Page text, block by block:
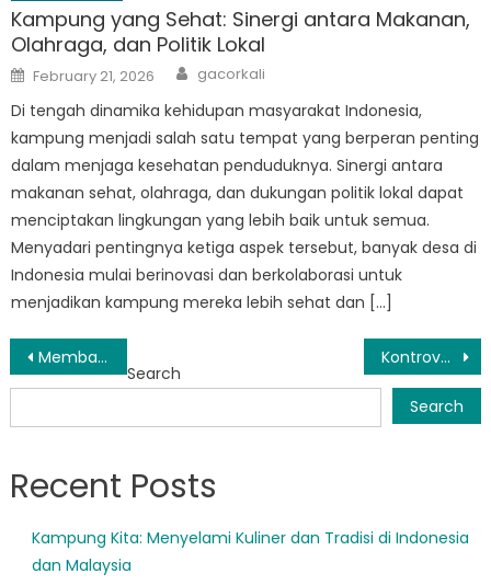
Kampung yang Sehat: Sinergi antara Makanan,
Olahraga, dan Politik Lokal
Posted
on
February 21, 2026 Author
gacorkali
Di tengah dinamika kehidupan masyarakat Indonesia,
kampung menjadi salah satu tempat yang berperan penting
dalam menjaga kesehatan penduduknya. Sinergi antara
makanan sehat, olahraga, dan dukungan politik lokal dapat
menciptakan lingkungan yang lebih baik untuk semua.
Menyadari pentingnya ketiga aspek tersebut, banyak desa di
Indonesia mulai berinovasi dan berkolaborasi untuk
menjadikan kampung mereka lebih sehat dan […]
Post
navigation
Membangun Masyarakat yang Lebih Kuat: Dampak Program SOSIAL Muba Kontroversi Seputar Alokasi BANSOS Muba
Search
Search
Recent Posts
Kampung Kita: Menyelami Kuliner dan Tradisi di Indonesia
dan Malaysia